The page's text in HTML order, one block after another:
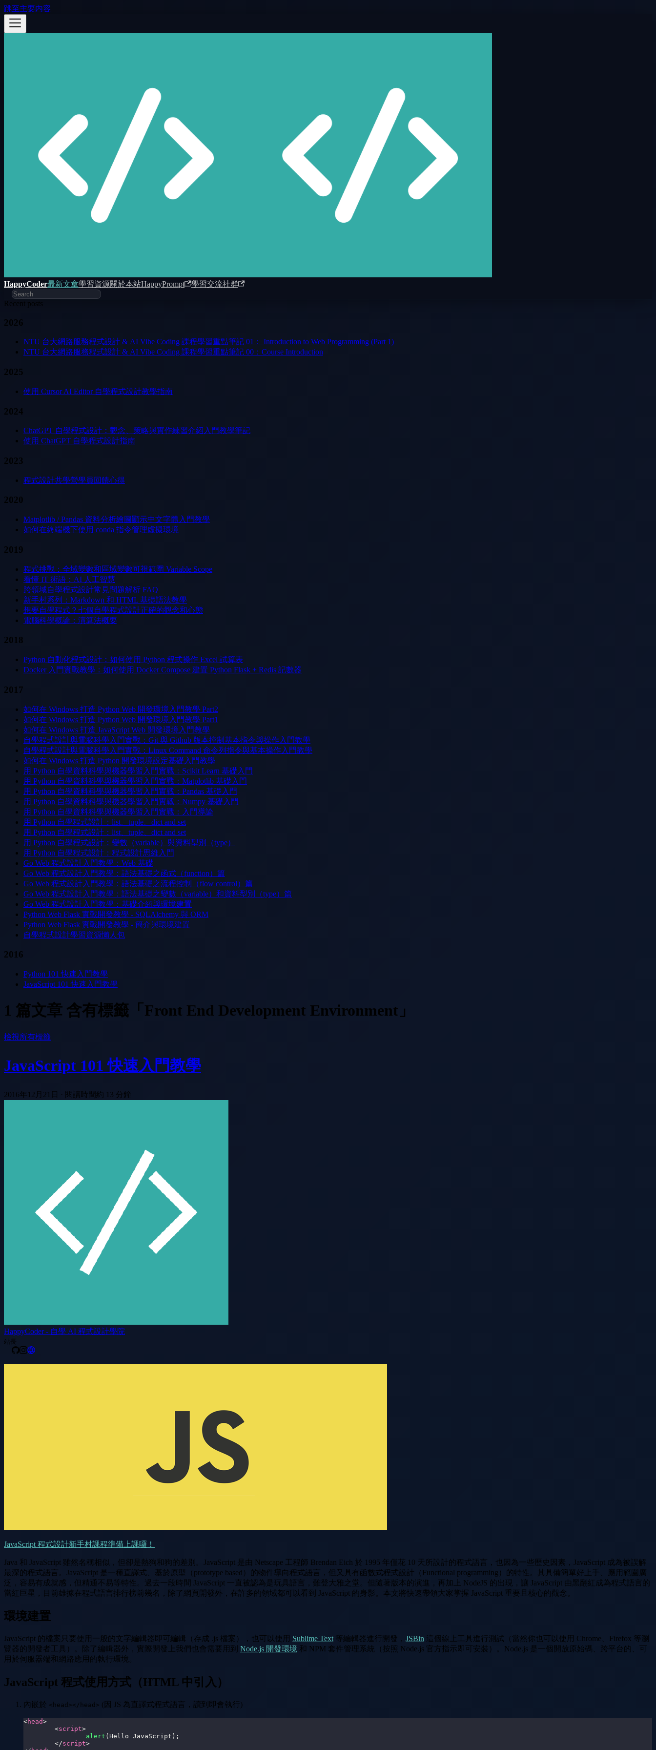
跳至主要内容
HappyCoder最新文章學習資源關於本站HappyPrompt 學習交流社群
Recent posts
2026
NTU 台大網路服務程式設計 & AI Vibe Coding 課程學習重點筆記 01： Introduction to Web Programming (Part 1)
NTU 台大網路服務程式設計 & AI Vibe Coding 課程學習重點筆記 00：Course Introduction
2025
使用 Cursor AI Editor 自學程式設計教學指南
2024
ChatGPT 自學程式設計：觀念、策略與實作練習介紹入門教學筆記
使用 ChatGPT 自學程式設計指南
2023
程式設計共學營學員回饋心得
2020
Matplotlib / Pandas 資料分析繪圖顯示中文字體入門教學
如何在終端機下使用 conda 指令管理虛擬環境
2019
程式挑戰：全域變數和區域變數可視範圍 Variable Scope
看懂 IT 術語：AI 人工智慧
跨領域自學程式設計常見問題解析 FAQ
新手村系列：Markdown 和 HTML 基礎語法教學
想要自學程式？七個自學程式設計正確的觀念和心態
電腦科學概論：演算法概要
2018
Python 自動化程式設計：如何使用 Python 程式操作 Excel 試算表
Docker 入門實戰教學：如何使用 Docker Compose 建置 Python Flask + Redis 記數器
2017
如何在 Windows 打造 Python Web 開發環境入門教學 Part2
如何在 Windows 打造 Python Web 開發環境入門教學 Part1
如何在 Windows 打造 JavaScript Web 開發環境入門教學
自學程式設計與電腦科學入門實戰：Git 與 Github 版本控制基本指令與操作入門教學
自學程式設計與電腦科學入門實戰：Linux Command 命令列指令與基本操作入門教學
如何在 Windows 打造 Python 開發環境設定基礎入門教學
用 Python 自學資料科學與機器學習入門實戰：Scikit Learn 基礎入門
用 Python 自學資料科學與機器學習入門實戰：Matplotlib 基礎入門
用 Python 自學資料科學與機器學習入門實戰：Pandas 基礎入門
用 Python 自學資料科學與機器學習入門實戰：Numpy 基礎入門
用 Python 自學資料科學與機器學習入門實戰：入門導論
用 Python 自學程式設計：list、tuple、dict and set
用 Python 自學程式設計：list、tuple、dict and set
用 Python 自學程式設計：變數（variable）與資料型別（type）
用 Python 自學程式設計：程式設計思維入門
Go Web 程式設計入門教學：Web 基礎
Go Web 程式設計入門教學：語法基礎之函式（function）篇
Go Web 程式設計入門教學：語法基礎之流程控制（flow control）篇
Go Web 程式設計入門教學：語法基礎之變數（variable）和資料型別（type）篇
Go Web 程式設計入門教學：基礎介紹與環境建置
Python Web Flask 實戰開發教學 - SQLAlchemy 與 ORM
Python Web Flask 實戰開發教學 - 簡介與環境建置
自學程式設計學習資源懶人包
2016
Python 101 快速入門教學
JavaScript 101 快速入門教學
1 篇文章 含有標籤「Front End Development Environment」
檢視所有標籤
JavaScript 101 快速入門教學
2016年12月21日 · 閱讀時間約 13 分鐘
HappyCoder - 自學 AI 程式設計學院
站長
JavaScript 程式設計新手村課程準備上課囉！
Java 和 JavaScript 雖然名稱相似，但卻是熱狗和狗的差別。JavaScript 是由 Netscape 工程師 Brendan Eich 於 1995 年僅花 10 天所設計的程式語言，也因為一些歷史因素，JavaScript 成為被誤解
最深的程式語言。JavaScript 是一種直譯式、基於原型（prototype based）的物件導向程式語言，但又具有函數式程式設計（Functional programming）的特性。其具備簡單好上手、應用範圍廣
泛，容易有成就感，但精通不易等特性。過去一段時間 JavaScript 一直被認為是玩具語言，難登大雅之堂。但隨著版本的演進，再加上 NodeJS 的出現，讓 JavaScript 由黑翻紅成為程式語言的
當紅巨星，目前雄據在程式語言排行榜前幾名，除了網頁開發外，在許多的領域都可以看到 JavaScript 的身影。本文將快速帶領大家掌握 JavaScript 重要且核心的觀念。
環境建置
JavaScript 的檔案只要使用一般的文字編輯器即可編輯（存成 .js 檔案），也可以使用 Sublime Text 等編輯器進行開發， JSBin 這個線上工具進行測試（當然你也可以使用 Chrome、Firefox 等瀏
覽器的開發者工具）。除了編輯器外，實際開發上我們也會需要用到 Node.js 開發環境 和 NPM 套件管理系統（按照 Node.js 官方指示即可安裝）。Node.js 是一個開放原始碼、跨平台的、可
用於伺服器端和網路應用的執行環境。
JavaScript 程式使用方式（HTML 中引入）
內嵌於 <head></head> (因 JS 為直譯式程式語言，讀到即會執行)
<head>
<script>
alert (Hello JavaScript ) ;
</script>